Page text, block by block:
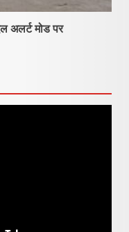
अलर्ट मोड पर